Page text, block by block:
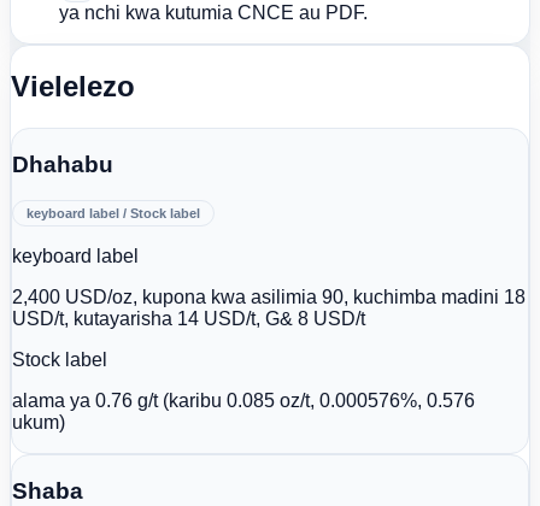
ya nchi kwa kutumia CNCE au PDF.
Vielelezo
Dhahabu
keyboard label / Stock label
keyboard label
2,400 USD/oz, kupona kwa asilimia 90, kuchimba madini 18
USD/t, kutayarisha 14 USD/t, G& 8 USD/t
Stock label
alama ya 0.76 g/t (karibu 0.085 oz/t, 0.000576%, 0.576
ukum)
Shaba